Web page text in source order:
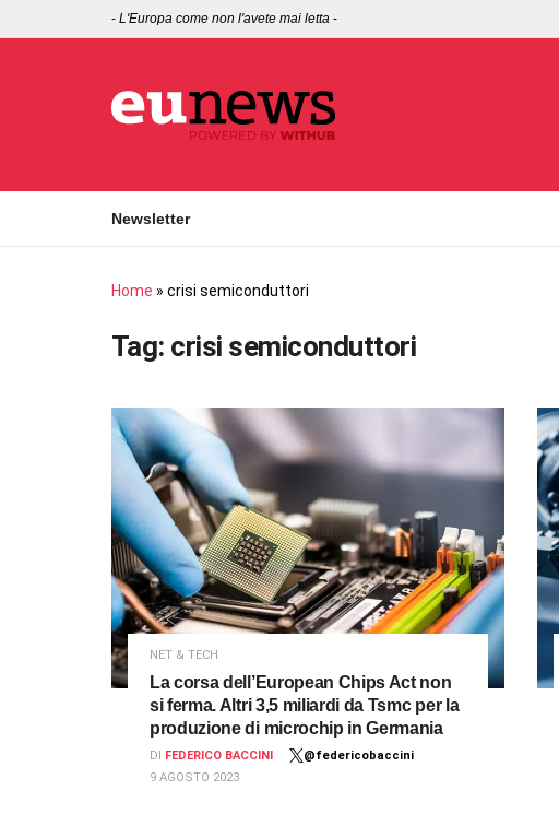
- L'Europa come non l'avete mai letta -
Newsletter
Home » crisi semiconduttori
Tag: crisi semiconduttori
NET & TECH
La corsa dell’European Chips Act non
si ferma. Altri 3,5 miliardi da Tsmc per la
produzione di microchip in Germania
DI FEDERICO BACCINI
@federicobaccini
9 AGOSTO 2023